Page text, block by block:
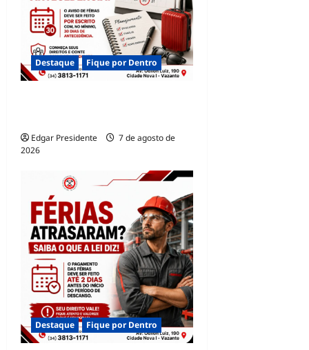
n Destaque Fique por Dentro
Edgar Presidente
7 de agosto de
2026
Destaque Fique por Dentro